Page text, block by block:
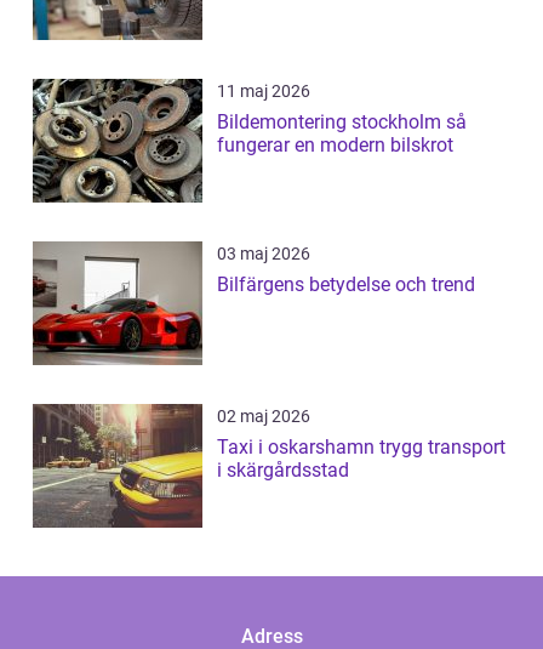
11 maj 2026
Bildemontering stockholm så
fungerar en modern bilskrot
03 maj 2026
Bilfärgens betydelse och trend
02 maj 2026
Taxi i oskarshamn trygg transport
i skärgårdsstad
Adress